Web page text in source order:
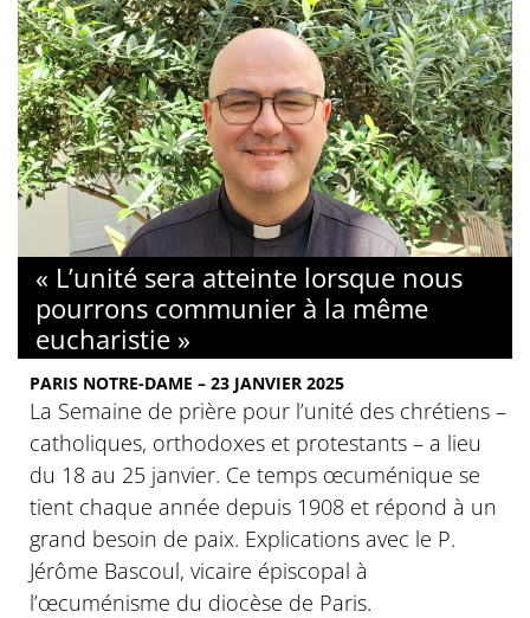
« L’unité sera atteinte lorsque nous
pourrons communier à la même
eucharistie »
PARIS NOTRE-DAME – 23 JANVIER 2025
La Semaine de prière pour l’unité des chrétiens –
catholiques, orthodoxes et protestants – a lieu
du 18 au 25 janvier. Ce temps œcuménique se
tient chaque année depuis 1908 et répond à un
grand besoin de paix. Explications avec le P.
Jérôme Bascoul, vicaire épiscopal à
l’œcuménisme du diocèse de Paris.